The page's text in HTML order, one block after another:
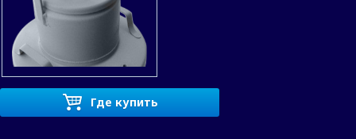
Где купить